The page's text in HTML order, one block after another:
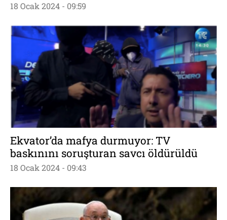
18 Ocak 2024 - 09:59
Ekvator’da mafya durmuyor: TV
baskınını soruşturan savcı öldürüldü
18 Ocak 2024 - 09:43